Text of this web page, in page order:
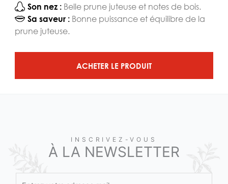
Son nez : Belle prune juteuse et notes de bois.
Sa saveur : Bonne puissance et équilibre de la
prune juteuse.
ACHETER LE PRODUIT
INSCRIVEZ-VOUS
À LA NEWSLETTER